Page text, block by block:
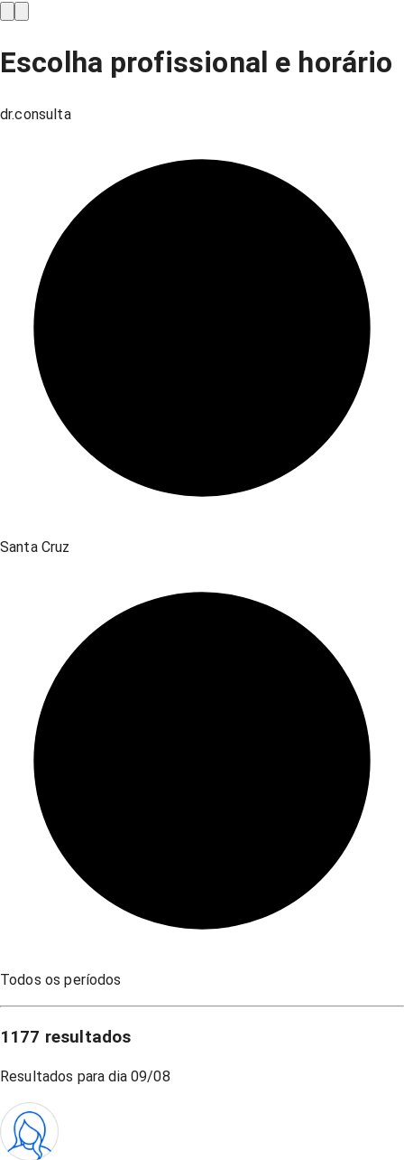
Escolha profissional e horário
dr.consulta
Santa Cruz
Todos os períodos
1177 resultados
Resultados para dia 09/08